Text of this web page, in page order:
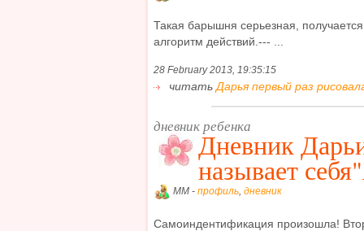
Такая барышня серьезная,
алгоритм действий.--- ...
28 February 2013, 19:35:15
читать Дарья первый раз
дневник ребенка
Дневник
называет
MM - профиль, дневник
Самоиндентификация произошла!